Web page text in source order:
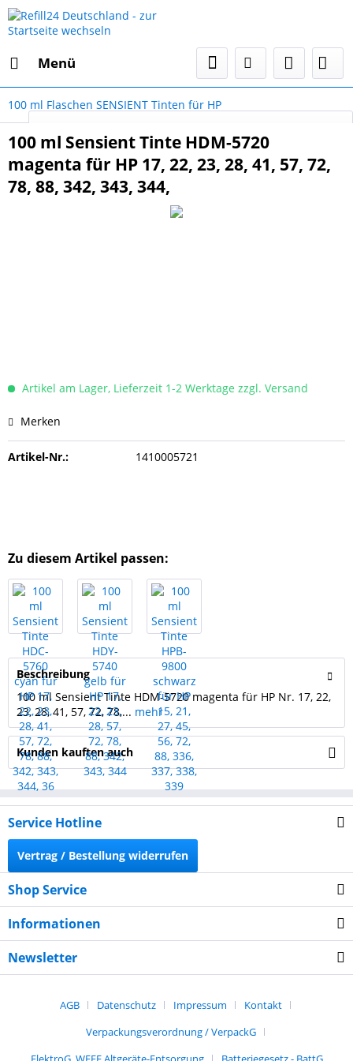
Menü
100 ml Flaschen SENSIENT Tinten für HP
100 ml Sensient Tinte HDM-5720
magenta für HP 17, 22, 23, 28, 41, 57, 72,
78, 88, 342, 343, 344,
Artikel am Lager, Lieferzeit 1-2 Werktage zzgl. Versand
Merken
Artikel-Nr.: 1410005721
Zu diesem Artikel passen:
Beschreibung
100 ml Sensient Tinte HDM-5720 magenta für HP Nr. 17, 22,
23, 28, 41, 57, 72, 78,... mehr
Kunden kauften auch
Service Hotline
Vertrag / Bestellung widerrufen
Shop Service
Informationen
Newsletter
AGB Datenschutz Impressum
Kontakt
Verpackungsverordnung / VerpackG